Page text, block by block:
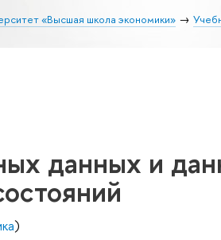
«Высшая школа экономики»
данных и
)